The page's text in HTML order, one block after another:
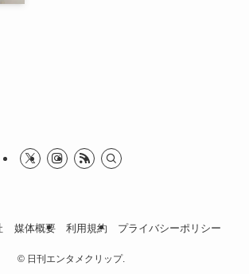
媒体概要 利用規約 プライバシーポリシー
©日刊エンタメクリップ.